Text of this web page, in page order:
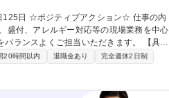
盛付、アレルギー対応等の現場業務を中心
スよくご担当いただきます。 【具体
考案等 ■午後(事務):行政との折衝、発注･
、午後はデスクワークとメリハリをつけて
との両立を目指す方も安心して活躍できる
20時間以内 退職金あり
完全週休2日制